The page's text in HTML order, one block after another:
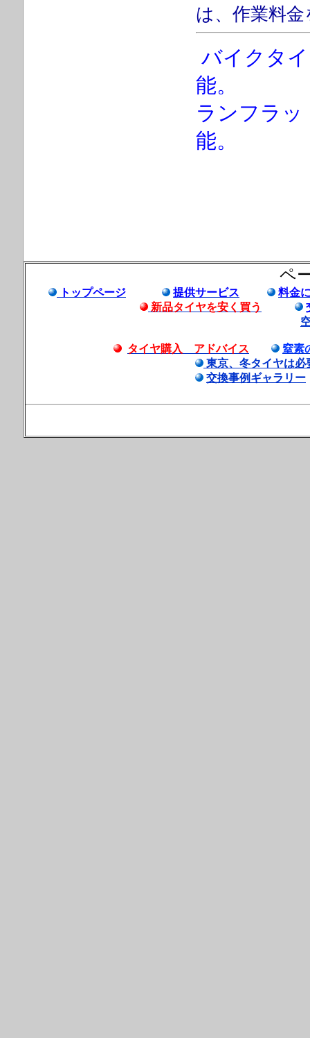
は、作業料
バイクタ
能。
ランフラ
能。
ペ
トップページ 提供サービス
料金
新品タイヤを安く買う
タイヤ購入 アドバイス
窒素
東京、冬タイヤは必
交換事例ギャラリー